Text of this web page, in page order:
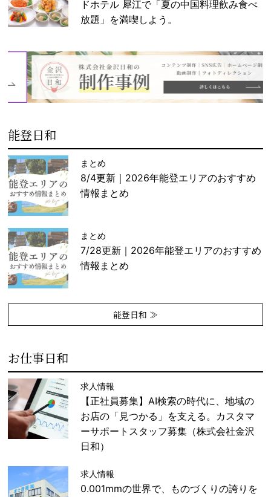
ドホテル 犀江で「夏の中国料理飲み食べ
放題」を満喫しよう。
能登日和
まとめ
8/4更新｜2026年能登エリアのおすすめ
情報まとめ
まとめ
7/28更新｜2026年能登エリアのおすすめ
情報まとめ
能登日和 ≫
お仕事日和
求人情報
【正社員募集】AI検索の時代に、地域の
お店の「見つかる」を支える。カスタマ
ーサポートスタッフ募集（株式会社金沢
日和）
求人情報
0.001mmの世界で、ものづくりの誇りを